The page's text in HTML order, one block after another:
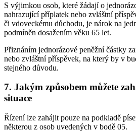
S výjimkou osob, které žádají o
nahrazující příplatek nebo zvláštní
či vdoveckému důchodu, je nárok na
podmíněn dosažením věku 65 let.
Přiznáním jednorázové peněžní částky
nebo zvláštní příspěvek, na který by v
stejného důvodu.
7. Jakým způsobem můžete
situace
Řízení lze zahájit pouze na podkladě
některou z osob uvedených v bodě 05.